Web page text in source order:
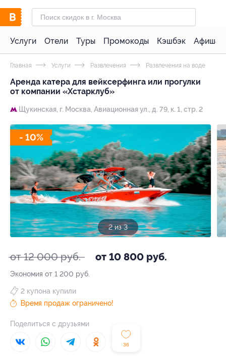
Услуги Отели Туры Промокоды Кэшбэк Афиша
Главная Услуги Развлечения Развлечения на воде
Аренда катера для вейксерфинга или прогулки
от компании «Xстарклуб»
Щукинская, г. Москва, Авиационная ул., д. 79, к. 1, стр. 2
- 10%
3 из 3
от 12 000 руб. от 10 800 руб.
Экономия от 1 200 руб.
36
2 купона купили
Время продаж ограничено!
Поделиться с друзьями